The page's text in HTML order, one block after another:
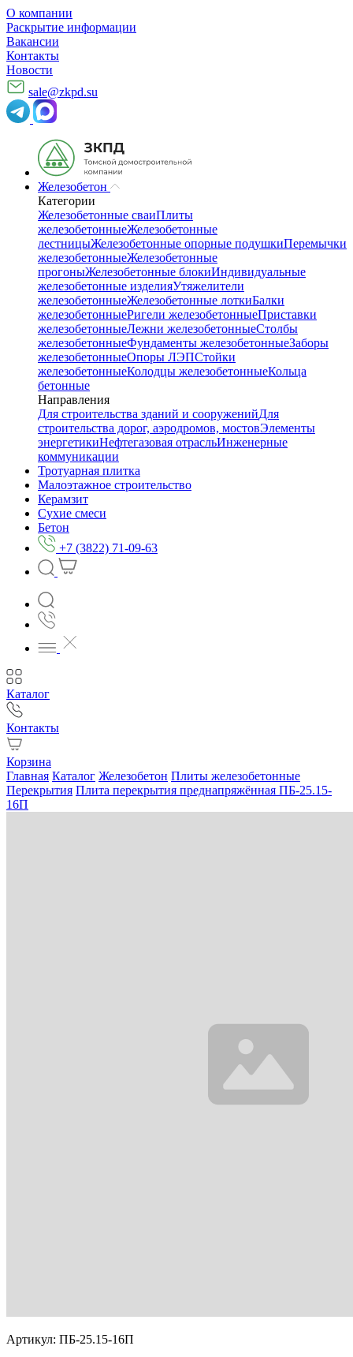
О компании
Раскрытие информации
Вакансии
Контакты
Новости
sale@zkpd.su
Железобетон
Категории
Железобетонные сваиПлиты
железобетонныеЖелезобетонные
лестницыЖелезобетонные опорные подушкиПеремычки
железобетонныеЖелезобетонные
прогоныЖелезобетонные блокиИндивидуальные
железобетонные изделияУтяжелители
железобетонныеЖелезобетонные лоткиБалки
железобетонныеРигели железобетонныеПриставки
железобетонныеЛежни железобетонныеСтолбы
железобетонныеФундаменты железобетонныеЗаборы
железобетонныеОпоры ЛЭПСтойки
железобетонныеКолодцы железобетонныеКольца
бетонные
Направления
Для строительства зданий и сооруженийДля
строительства дорог, аэродромов, мостовЭлементы
энергетикиНефтегазовая отрасльИнженерные
коммуникации
Тротуарная плитка
Малоэтажное строительство
Керамзит
Сухие смеси
Бетон
+7 (3822) 71-09-63
Каталог
Контакты
Корзина
Главная Каталог Железобетон Плиты железобетонные
Перекрытия Плита перекрытия преднапряжённая ПБ-25.15-
16П
Артикул: ПБ-25.15-16П